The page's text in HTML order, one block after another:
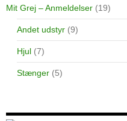
Mit Grej – Anmeldelser (19)
Andet udstyr (9)
Hjul (7)
Stænger (5)